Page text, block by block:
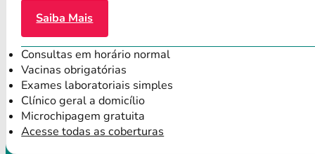
Saiba Mais
Consultas em horário normal
Vacinas obrigatórias
Exames laboratoriais simples
Clínico geral a domicílio
Microchipagem gratuita
Acesse todas as coberturas